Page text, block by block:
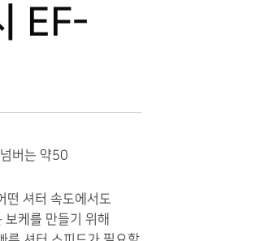
EF-
버는 약50
떤 셔터 속도에서도
케를 만들기 위해